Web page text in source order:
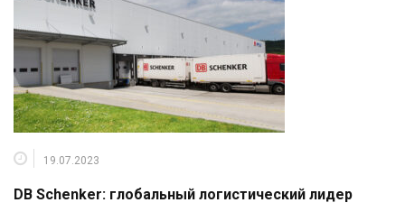
19.07.2023
DB Schenker: глобальный логистический лидер